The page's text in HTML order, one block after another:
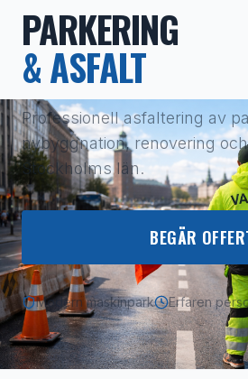
PARKERING
& ASFALT
Professionell asfaltering av
nybyggnation, renovering
Stockholms län.
BEGÄR
Modern maskinpark Erfaren